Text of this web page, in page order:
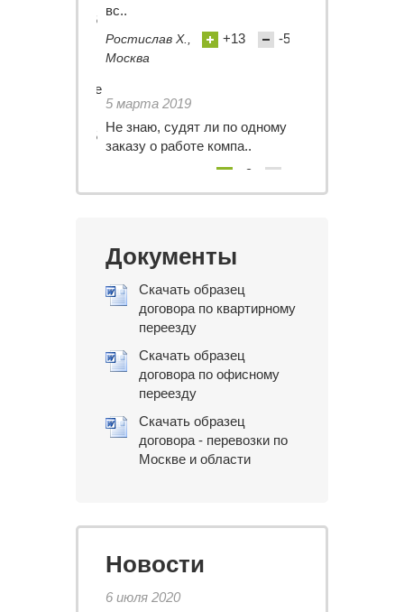
-6
– безумие
-5
вс..
Ростислав Х.,
Москва
+13 -5
5 марта 2019
Не знаю, судят ли по одному
заказу о работе компа..
Титова
+9
Москва
Документы
Скачать образец
договора по квартирному
переезду
Скачать образец
договора по офисному
переезду
Скачать образец
договора - перевозки по
Москве и области
Новости
6 июля 2020